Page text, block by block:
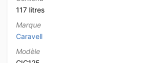
117 litres
Marque
Caravell
Modèle